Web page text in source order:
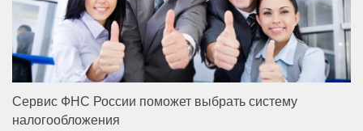
Сервис ФНС России поможет выбрать систему
налогообложения